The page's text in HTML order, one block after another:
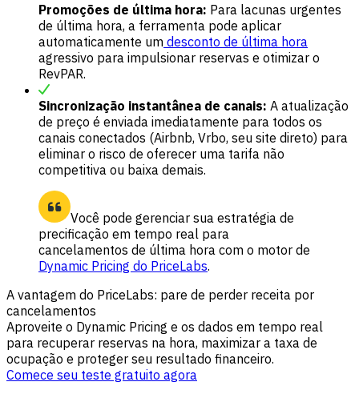
Promoções de última hora: Para lacunas urgentes
de última hora, a ferramenta pode aplicar
automaticamente um desconto de última hora
agressivo para impulsionar reservas e otimizar o
RevPAR.
Sincronização instantânea de canais: A atualização
de preço é enviada imediatamente para todos os
canais conectados (Airbnb, Vrbo, seu site direto) para
eliminar o risco de oferecer uma tarifa não
competitiva ou baixa demais.
Você pode gerenciar sua estratégia de
precificação em tempo real para
cancelamentos de última hora com o motor de
Dynamic Pricing do PriceLabs.
A vantagem do PriceLabs: pare de perder receita por
cancelamentos
Aproveite o Dynamic Pricing e os dados em tempo real
para recuperar reservas na hora, maximizar a taxa de
ocupação e proteger seu resultado financeiro.
Comece seu teste gratuito agora